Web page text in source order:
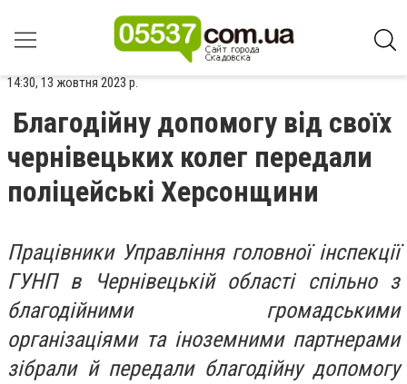
14:30, 13 жовтня 2023 р.
Благодійну допомогу від своїх
чернівецьких колег передали
поліцейські Херсонщини
Працівники Управління головної інспекції
ГУНП в Чернівецькій області спільно з
благодійними громадськими
організаціями та іноземними партнерами
зібрали й передали благодійну допомогу